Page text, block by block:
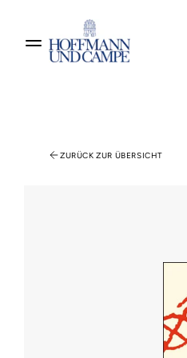
ZURÜCK ZUR ÜBERSICHT